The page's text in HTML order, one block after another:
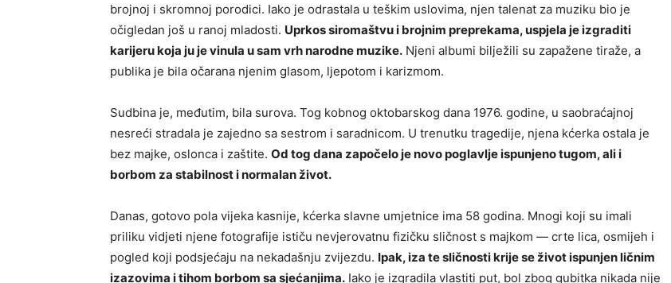
brojnoj i skromnoj porodici. Iako je odrastala u teškim uslovima, njen talenat za muziku bio je
očigledan još u ranoj mladosti. Uprkos siromaštvu i brojnim preprekama, uspjela je izgraditi
karijeru koja ju je vinula u sam vrh narodne muzike. Njeni albumi bilježili su zapažene tiraže, a
publika je bila očarana njenim glasom, ljepotom i karizmom.
Sudbina je, međutim, bila surova. Tog kobnog oktobarskog dana 1976. godine, u saobraćajnoj
nesreći stradala je zajedno sa sestrom i saradnicom. U trenutku tragedije, njena kćerka ostala je
bez majke, oslonca i zaštite. Od tog dana započelo je novo poglavlje ispunjeno tugom, ali i
borbom za stabilnost i normalan život.
Danas, gotovo pola vijeka kasnije, kćerka slavne umjetnice ima 58 godina. Mnogi koji su imali
priliku vidjeti njene fotografije ističu nevjerovatnu fizičku sličnost s majkom — crte lica, osmijeh i
pogled koji podsjećaju na nekadašnju zvijezdu. Ipak, iza te sličnosti krije se život ispunjen ličnim
izazovima i tihom borbom sa sjećanjima. Iako je izgradila vlastiti put, bol zbog gubitka nikada nije